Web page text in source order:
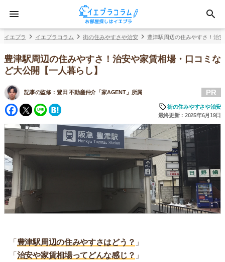
イエプラ イエプラコラム 街の住みやすさや治安 豊津駅周辺の住みやすさ！治
豊津駅周辺の住みやすさ！治安や家賃相場・口コミな
ど大公開【一人暮らし】
記事の監修： 豊田 不動産仲介「家AGENT」所属
Facebook
Twitter
Line
PR
街の住みやすさや治安
最終更新：2025年6月19日
「 豊津駅周辺の住みやすさはどう？ 」
「 治安や家賃相場ってどんな感じ？ 」